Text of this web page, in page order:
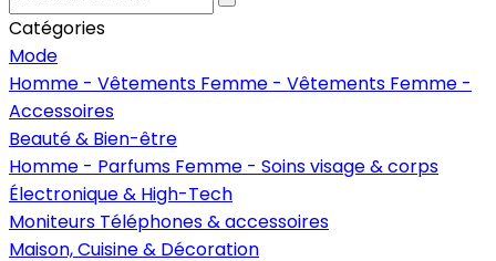
Catégories
Mode
Homme - Vêtements Femme - Vêtements Femme -
Accessoires
Beauté & Bien-être
Homme - Parfums Femme - Soins visage & corps
Électronique & High-Tech
Moniteurs Téléphones & accessoires
Maison, Cuisine & Décoration